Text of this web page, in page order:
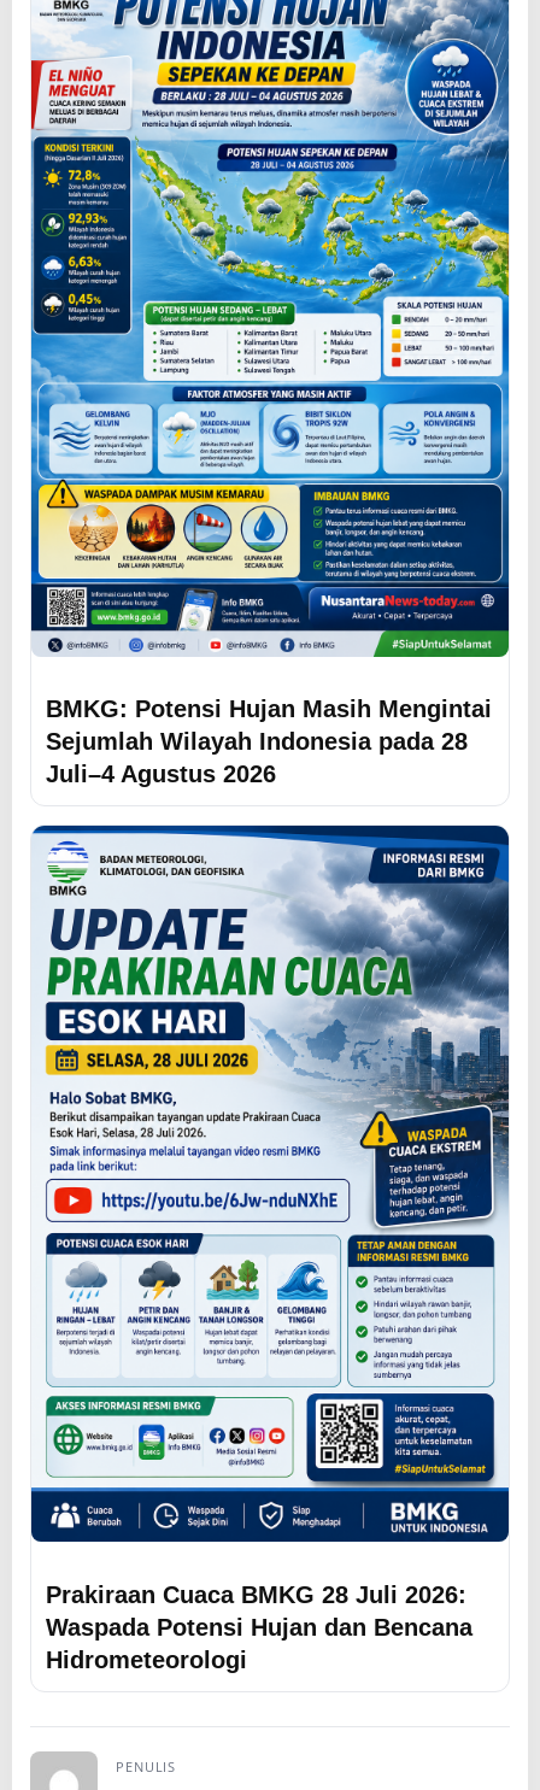
BMKG: Potensi Hujan Masih Mengintai
Sejumlah Wilayah Indonesia pada 28
Juli–4 Agustus 2026
Prakiraan Cuaca BMKG 28 Juli 2026:
Waspada Potensi Hujan dan Bencana
Hidrometeorologi
PENULIS